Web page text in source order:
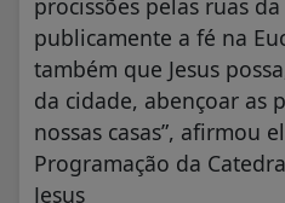
procissões pelas ruas
publicamente a fé na
também que Jesus
da cidade, abençoar as
nossas casas”, afirmou
Programação da
Jesus